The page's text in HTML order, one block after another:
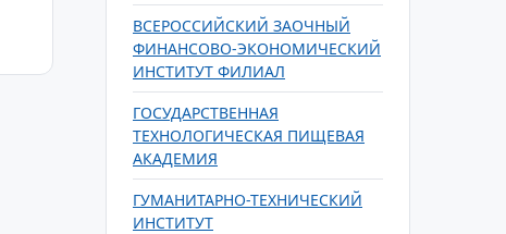
ВСЕРОССИЙСКИЙ ЗАОЧНЫЙ
ФИНАНСОВО-ЭКОНОМИЧЕСКИЙ
ИНСТИТУТ ФИЛИАЛ
ГОСУДАРСТВЕННАЯ
ТЕХНОЛОГИЧЕСКАЯ ПИЩЕВАЯ
АКАДЕМИЯ
ГУМАНИТАРНО-ТЕХНИЧЕСКИЙ
ИНСТИТУТ